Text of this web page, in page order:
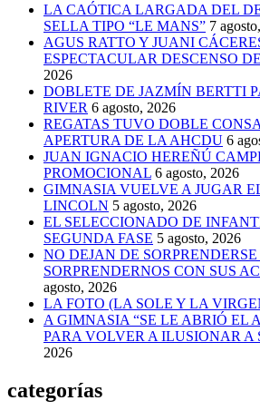
LA CAÓTICA LARGADA DEL
SELLA TIPO “LE MANS” 7
AGUS RATTO Y JUANI
ESPECTACULAR DESCENSO
2026
DOBLETE DE JAZMÍN BERTTI
RIVER 6 agosto, 2026
REGATAS TUVO DOBLE
APERTURA DE LA AHCDU 6
JUAN IGNACIO HEREÑÚ
PROMOCIONAL 6 agosto, 2026
GIMNASIA VUELVE A JUGAR
LINCOLN 5 agosto, 2026
EL SELECCIONADO DE
SEGUNDA FASE 5 agosto, 2026
NO DEJAN DE SORPRENDERSE
SORPRENDERNOS CON SUS
agosto, 2026
LA FOTO (LA SOLE Y LA
A GIMNASIA “SE LE ABRIÓ EL
PARA VOLVER A ILUSIONAR A
2026
categorías